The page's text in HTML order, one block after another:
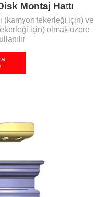
Montaj Hattı
(kamyon tekerleği için) ve
için) olmak üzere